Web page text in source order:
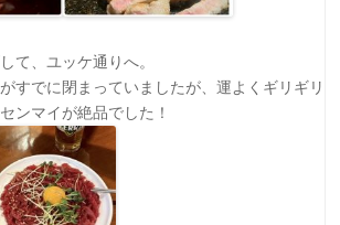
て、ユッケ通りへ。
すでに閉まっていましたが、運よくギリギリ